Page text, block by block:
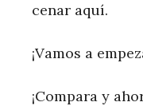
cenar aquí.
¡Vamos a
¡Compara y